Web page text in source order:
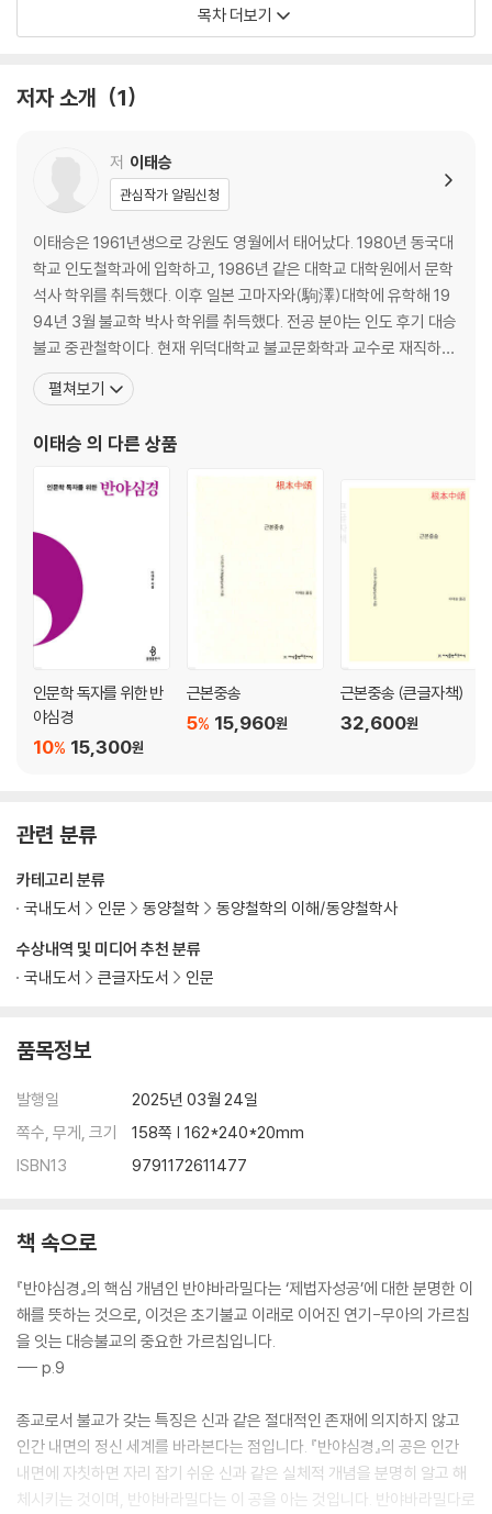
대본과 소본의 차이
반야바라밀다는 주문인가
3. 『반야심경』이 말하고자 하는 것은 무엇일까
행심반야바라밀다시
조견오온개공 도일체고액
색즉시공
불생불멸 불구부정 부증불감
구경열반
4. 『반야심경』에서 우리는 무엇을 배울 수 있을까
실체 개념의 해체
불교 지성의 회복
이타자리의 삶
『반야심경』과 나
대승불교의 목적
부록 1: 직역으로 읽는 현장 역 『반야심경』
부록 2: 의역으로 읽는 현장 역 『반야심경』
목차 더보기
저자 소개 1
저 이태승
관심작가 알림신청
이태승은 1961년생으로 강원도 영월에서 태어났다. 1980년 동국대
학교 인도철학과에 입학하고, 1986년 같은 대학교 대학원에서 문학
석사 학위를 취득했다. 이후 일본 고마자와(駒澤)대학에 유학해 19
94년 3월 불교학 박사 학위를 취득했다. 전공 분야는 인도 후기 대승
불교 중관철학이다. 현재 위덕대학교 불교문화학과 교수로 재직하고
있다. 저서로 『을유불교산책』 『인도철학산책』 『실담자기와 망월사본
진언집 연구』(공저) 『샨타라크쉬타의 중관사상』 『지성불교의 철학 :
는 『불교혼성범어입문』이 있다. 주요 논문으
펼쳐보기
이태승 의 다른 상품
인문학 독자를 위한 반
야심경
15,300원
10%
근본중송
15,960원
5%
근본중송 (큰글자책)
32,600원
관련 분류
수상내역 및 미디어 추천 분류
국내도서
큰글자도서 인문
카테고리 분류
국내도서
인문 동양철학 동양철학의 이해/동양철학사
품목정보
발행일
2025년 03월 24일
쪽수, 무게, 크기
158쪽 | 162*240*20mm
ISBN13
9791172611477
책 속으로
『반야심경』의 핵심 개념인 반야바라밀다는 ‘제법자성공’에 대한 분명한 이
해를 뜻하는 것으로, 이것은 초기불교 이래로 이어진 연기-무아의 가르침
을 잇는 대승불교의 중요한 가르침입니다.
--- p.9
종교로서 불교가 갖는 특징은 신과 같은 절대적인 존재에 의지하지 않고
인간 내면의 정신 세계를 바라본다는 점입니다. 『반야심경』의 공은 인간
내면에 자칫하면 자리 잡기 쉬운 신과 같은 실체적 개념을 분명히 알고 해
체시키는 것이며, 반야바라밀다는 이 공을 아는 것입니다. 반야바라밀다로